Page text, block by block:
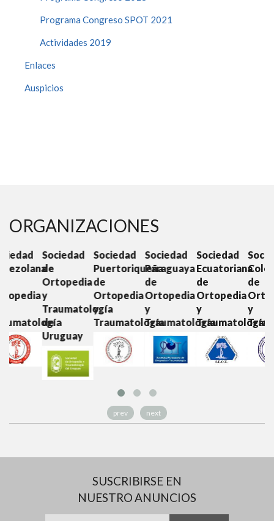
Programa Congreso SPOT 2021
Actividades 2019
Enlaces
Auspicios
ORGANIZACIONES
Sociedad
de
Ortopedia
y
Traumatología
de
Uruguay
Sociedad
Puertoriqueña
de
Ortopedia
y
Traumatología
Sociedad
Paraguaya
Ortopedia
y
Traumatología
Sociedad
Ecuatoriana
Ortopedia
Traumatología
Sociedad
Colombiana
Ortopedia
prev next
SUSCRIBIRSE EN
NUESTRO ANUNCIOS